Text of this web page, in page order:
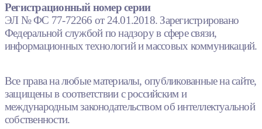
Регистрационный номер серии
ЭЛ № ФС 77-72266 от 24.01.2018. Зарегистрировано
Федеральной службой по надзору в сфере связи,
информационных технологий и массовых коммуникаций.
Все права на любые материалы, опубликованные на сайте,
защищены в соответствии с российским и
международным законодательством об интеллектуальной
собственности.